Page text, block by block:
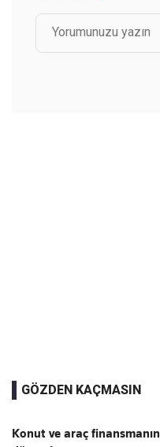
GÖZDEN KAÇMASIN
Konut ve araç